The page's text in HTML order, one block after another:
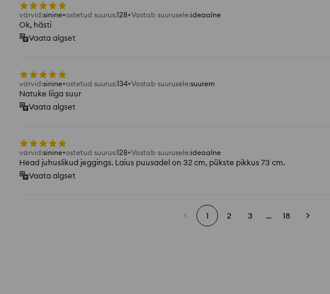
värvid:sinine ostetud suurus:128 Vastab suurusele:ideaalne
Ok, hästi
Vaata algset
värvid:sinine ostetud suurus:134 Vastab suurusele:suurem
Natuke liiga suur
Vaata algset
värvid:sinine ostetud suurus:128 Vastab suurusele:ideaalne
Head juhuslikud jeggings. Laius puusadel on 32 cm, pükste pikkus 73 cm.
Vaata algset
1 2 3 ... 18